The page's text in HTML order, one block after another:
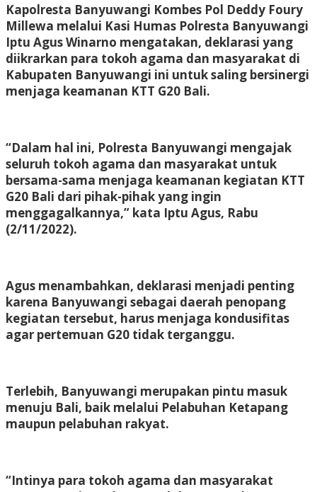
Kapolresta Banyuwangi Kombes Pol Deddy Foury
Millewa melalui Kasi Humas Polresta Banyuwangi
Iptu Agus Winarno mengatakan, deklarasi yang
diikrarkan para tokoh agama dan masyarakat di
Kabupaten Banyuwangi ini untuk saling bersinergi
menjaga keamanan KTT G20 Bali.
“Dalam hal ini, Polresta Banyuwangi mengajak
seluruh tokoh agama dan masyarakat untuk
bersama-sama menjaga keamanan kegiatan KTT
G20 Bali dari pihak-pihak yang ingin
menggagalkannya,” kata Iptu Agus, Rabu
(2/11/2022).
Agus menambahkan, deklarasi menjadi penting
karena Banyuwangi sebagai daerah penopang
kegiatan tersebut, harus menjaga kondusifitas
agar pertemuan G20 tidak terganggu.
Terlebih, Banyuwangi merupakan pintu masuk
menuju Bali, baik melalui Pelabuhan Ketapang
maupun pelabuhan rakyat.
“Intinya para tokoh agama dan masyarakat